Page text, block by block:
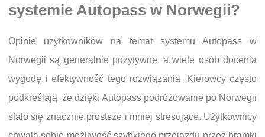
systemie Autopass w Norwegii?
Opinie użytkowników na temat systemu Autopass w
Norwegii są generalnie pozytywne, a wiele osób docenia
wygodę i efektywność tego rozwiązania. Kierowcy często
podkreślają, że dzięki Autopass podróżowanie po Norwegii
stało się znacznie prostsze i mniej stresujące. Użytkownicy